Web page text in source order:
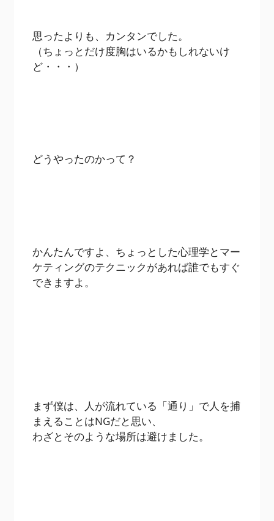
思ったよりも、カンタンでした。
（ちょっとだけ度胸はいるかもしれないけ
ど・・・）
どうやったのかって？
かんたんですよ、ちょっとした心理学とマー
ケティングのテクニックがあれば誰でもすぐ
できますよ。
まず僕は、人が流れている「通り」で人を捕
まえることはNGだと思い、
わざとそのような場所は避けました。